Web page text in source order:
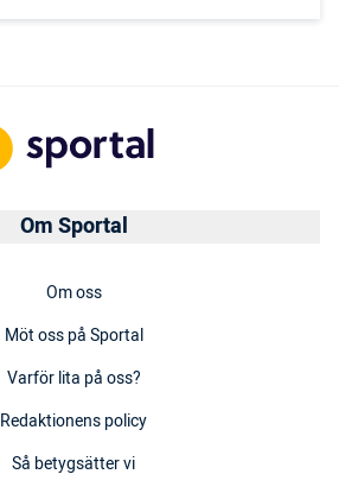
Om Sportal
Om oss
Möt oss på Sportal
Varför lita på oss?
Redaktionens policy
Så betygsätter vi